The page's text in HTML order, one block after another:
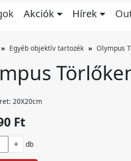
Akciók Hírek
Egyéb objektív tartozék Olympus
20X20cm
Ft
+ db